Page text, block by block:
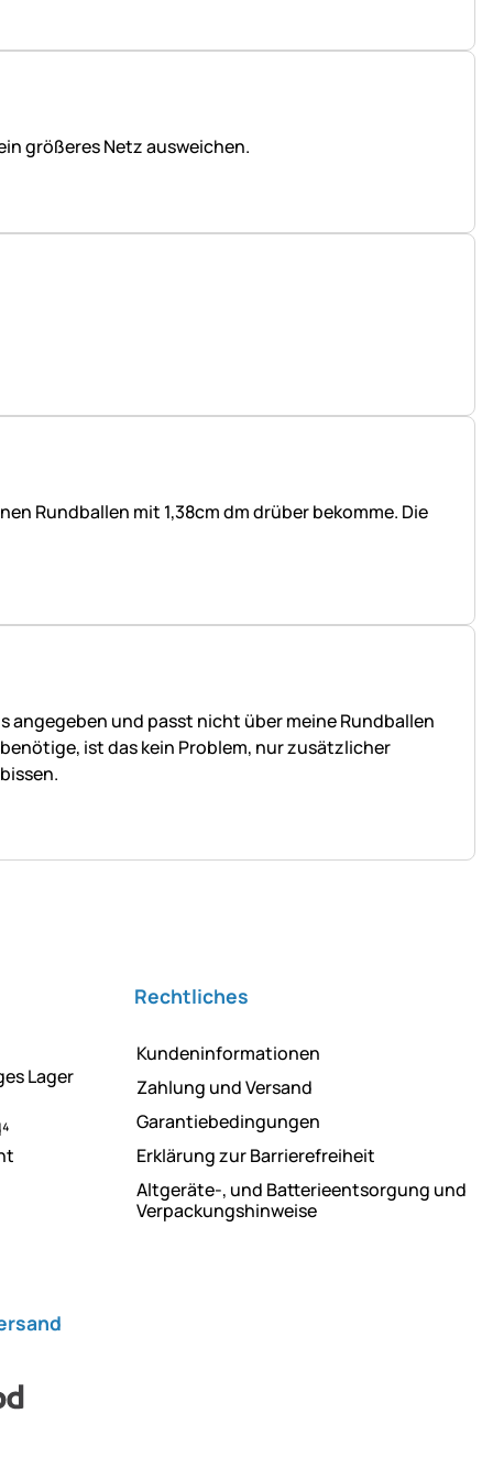
größeres Netz ausweichen.
Rundballen mit 1,38cm dm drüber bekomme. Die
angegeben und passt nicht über meine Rundballen
ist das kein Problem, nur zusätzlicher
Lager
Rechtliches
Kundeninformationen
Zahlung und Versand
Garantiebedingungen
Erklärung zur Barrierefreiheit
Altgeräte-, und Batterieentsorgung und
Verpackungshinweise